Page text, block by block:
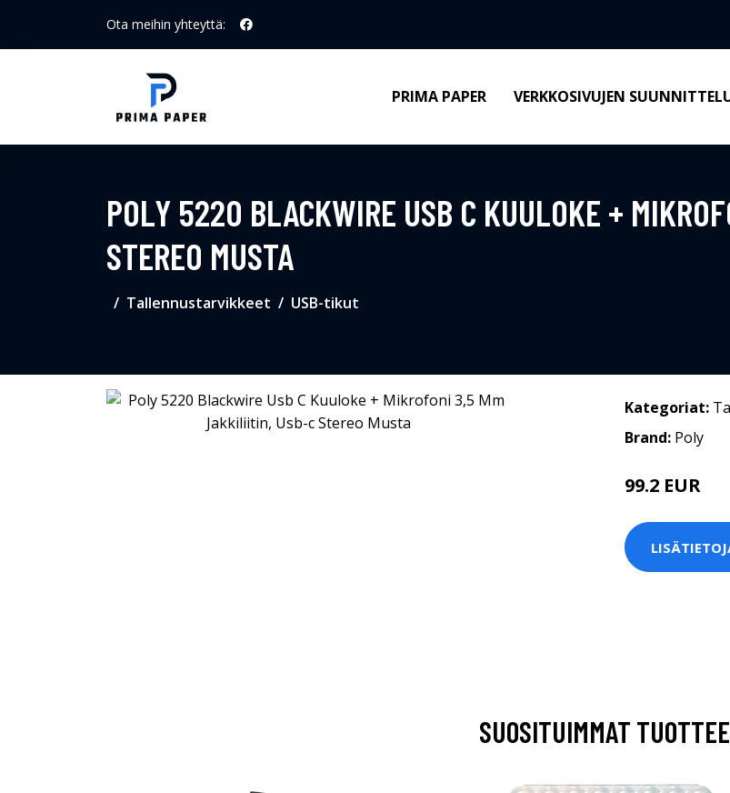
Ota meihin yhteyttä:
PRIMA PAPER VERKKOSIVUJEN
POLY 5220 BLACKWIRE USB C KUULOKE +
STEREO MUSTA
Tallennustarvikkeet USB-tikut
Kategoriat:
Brand: Poly
99.2 EUR
SUOSITUIMMAT